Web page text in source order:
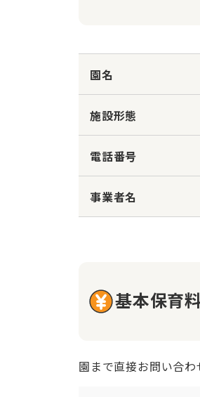
園名
施設形態
電話番号
事業者名
基本保育
園まで直接お問い合わ